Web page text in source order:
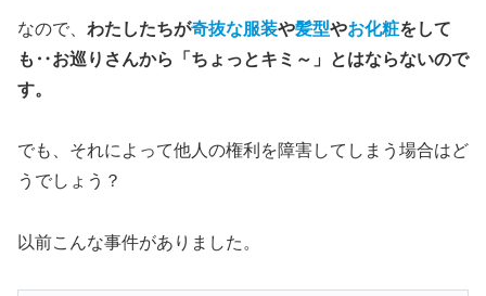
なので、 わたしたちが奇抜な服装や髪型やお化粧をして
も‥お巡りさんから「ちょっとキミ～」とはならないので
す。
でも、それによって他人の権利を障害してしまう場合はど
うでしょう？
以前こんな事件がありました。